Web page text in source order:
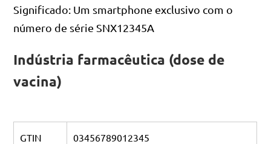
Significado: Um smartphone exclusivo com o
número de série SNX12345A
Indústria farmacêutica (dose de
vacina)
GTIN 03456789012345